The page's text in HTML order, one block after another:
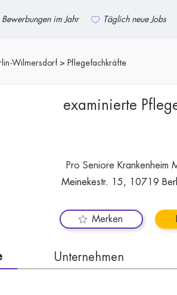
im Jahr Täglich neue Jobs
Wilmersdorf Pflegefachkräfte
examinierte
Pro Seniore Krankenheim
Meinekestr. 15, 10719
Merken
Unternehmen